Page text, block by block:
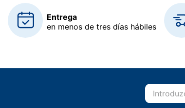
Entrega
en menos de tres días hábiles